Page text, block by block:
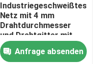
Industriegeschweißtes
Netz mit 4 mm
Drahtdurchmesser
und Drahtgitter mit
Türen
Anfrage absenden